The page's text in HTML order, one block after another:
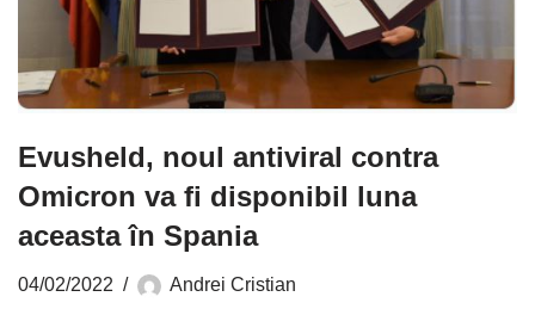
Evusheld, noul antiviral contra
Omicron va fi disponibil luna
aceasta în Spania
04/02/2022 Andrei Cristian